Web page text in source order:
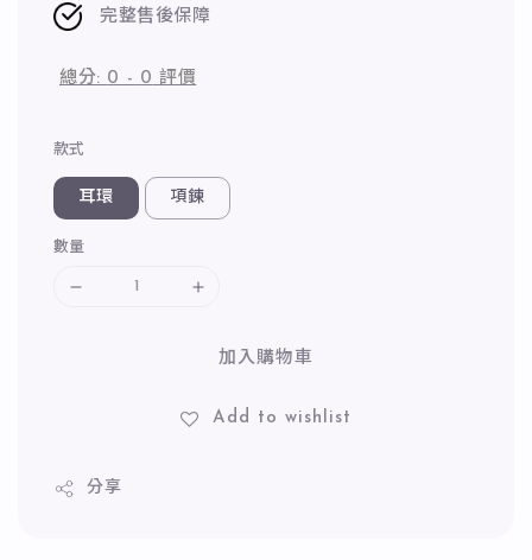
完整售後保障
總分: 0 - 0 評價
款式
耳環 項鍊
數量
加入購物車
Add to wishlist
分享